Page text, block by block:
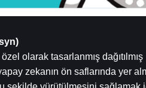
olarak tasarlanmış
zekanın ön saflarında yer